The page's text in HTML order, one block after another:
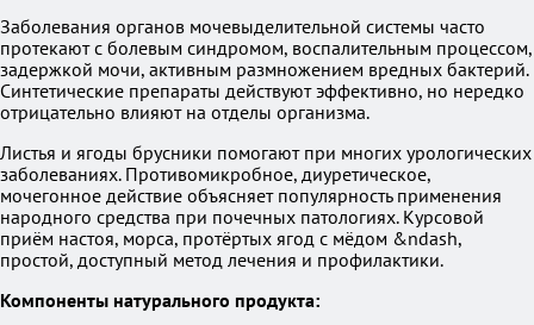
Заболевания органов мочевыделительной системы часто
протекают с болевым синдромом, воспалительным процессом,
задержкой мочи, активным размножением вредных бактерий.
Синтетические препараты действуют эффективно, но нередко
отрицательно влияют на отделы организма.
Листья и ягоды брусники помогают при многих урологических
заболеваниях. Противомикробное, диуретическое,
мочегонное действие объясняет популярность применения
народного средства при почечных патологиях. Курсовой
приём настоя, морса, протёртых ягод с мёдом &ndash,
простой, доступный метод лечения и профилактики.
Компоненты натурального продукта: